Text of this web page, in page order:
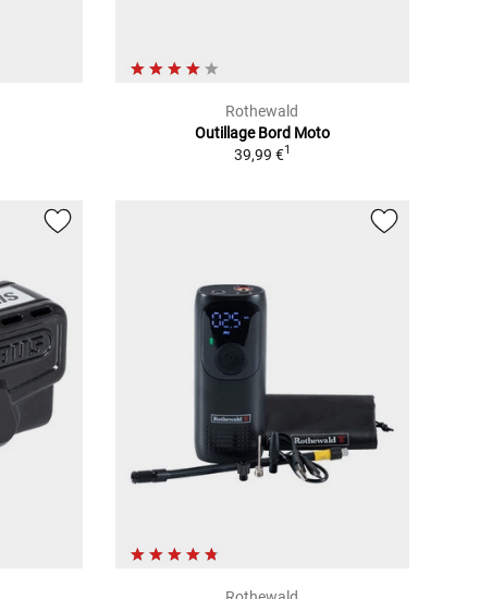
Rothewald
Outillage Bord Moto
39,99 €1